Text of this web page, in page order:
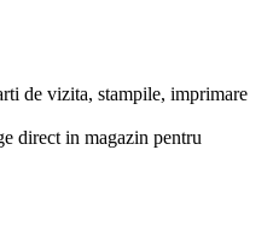
de vizita, stampile, imprimare
direct in magazin pentru